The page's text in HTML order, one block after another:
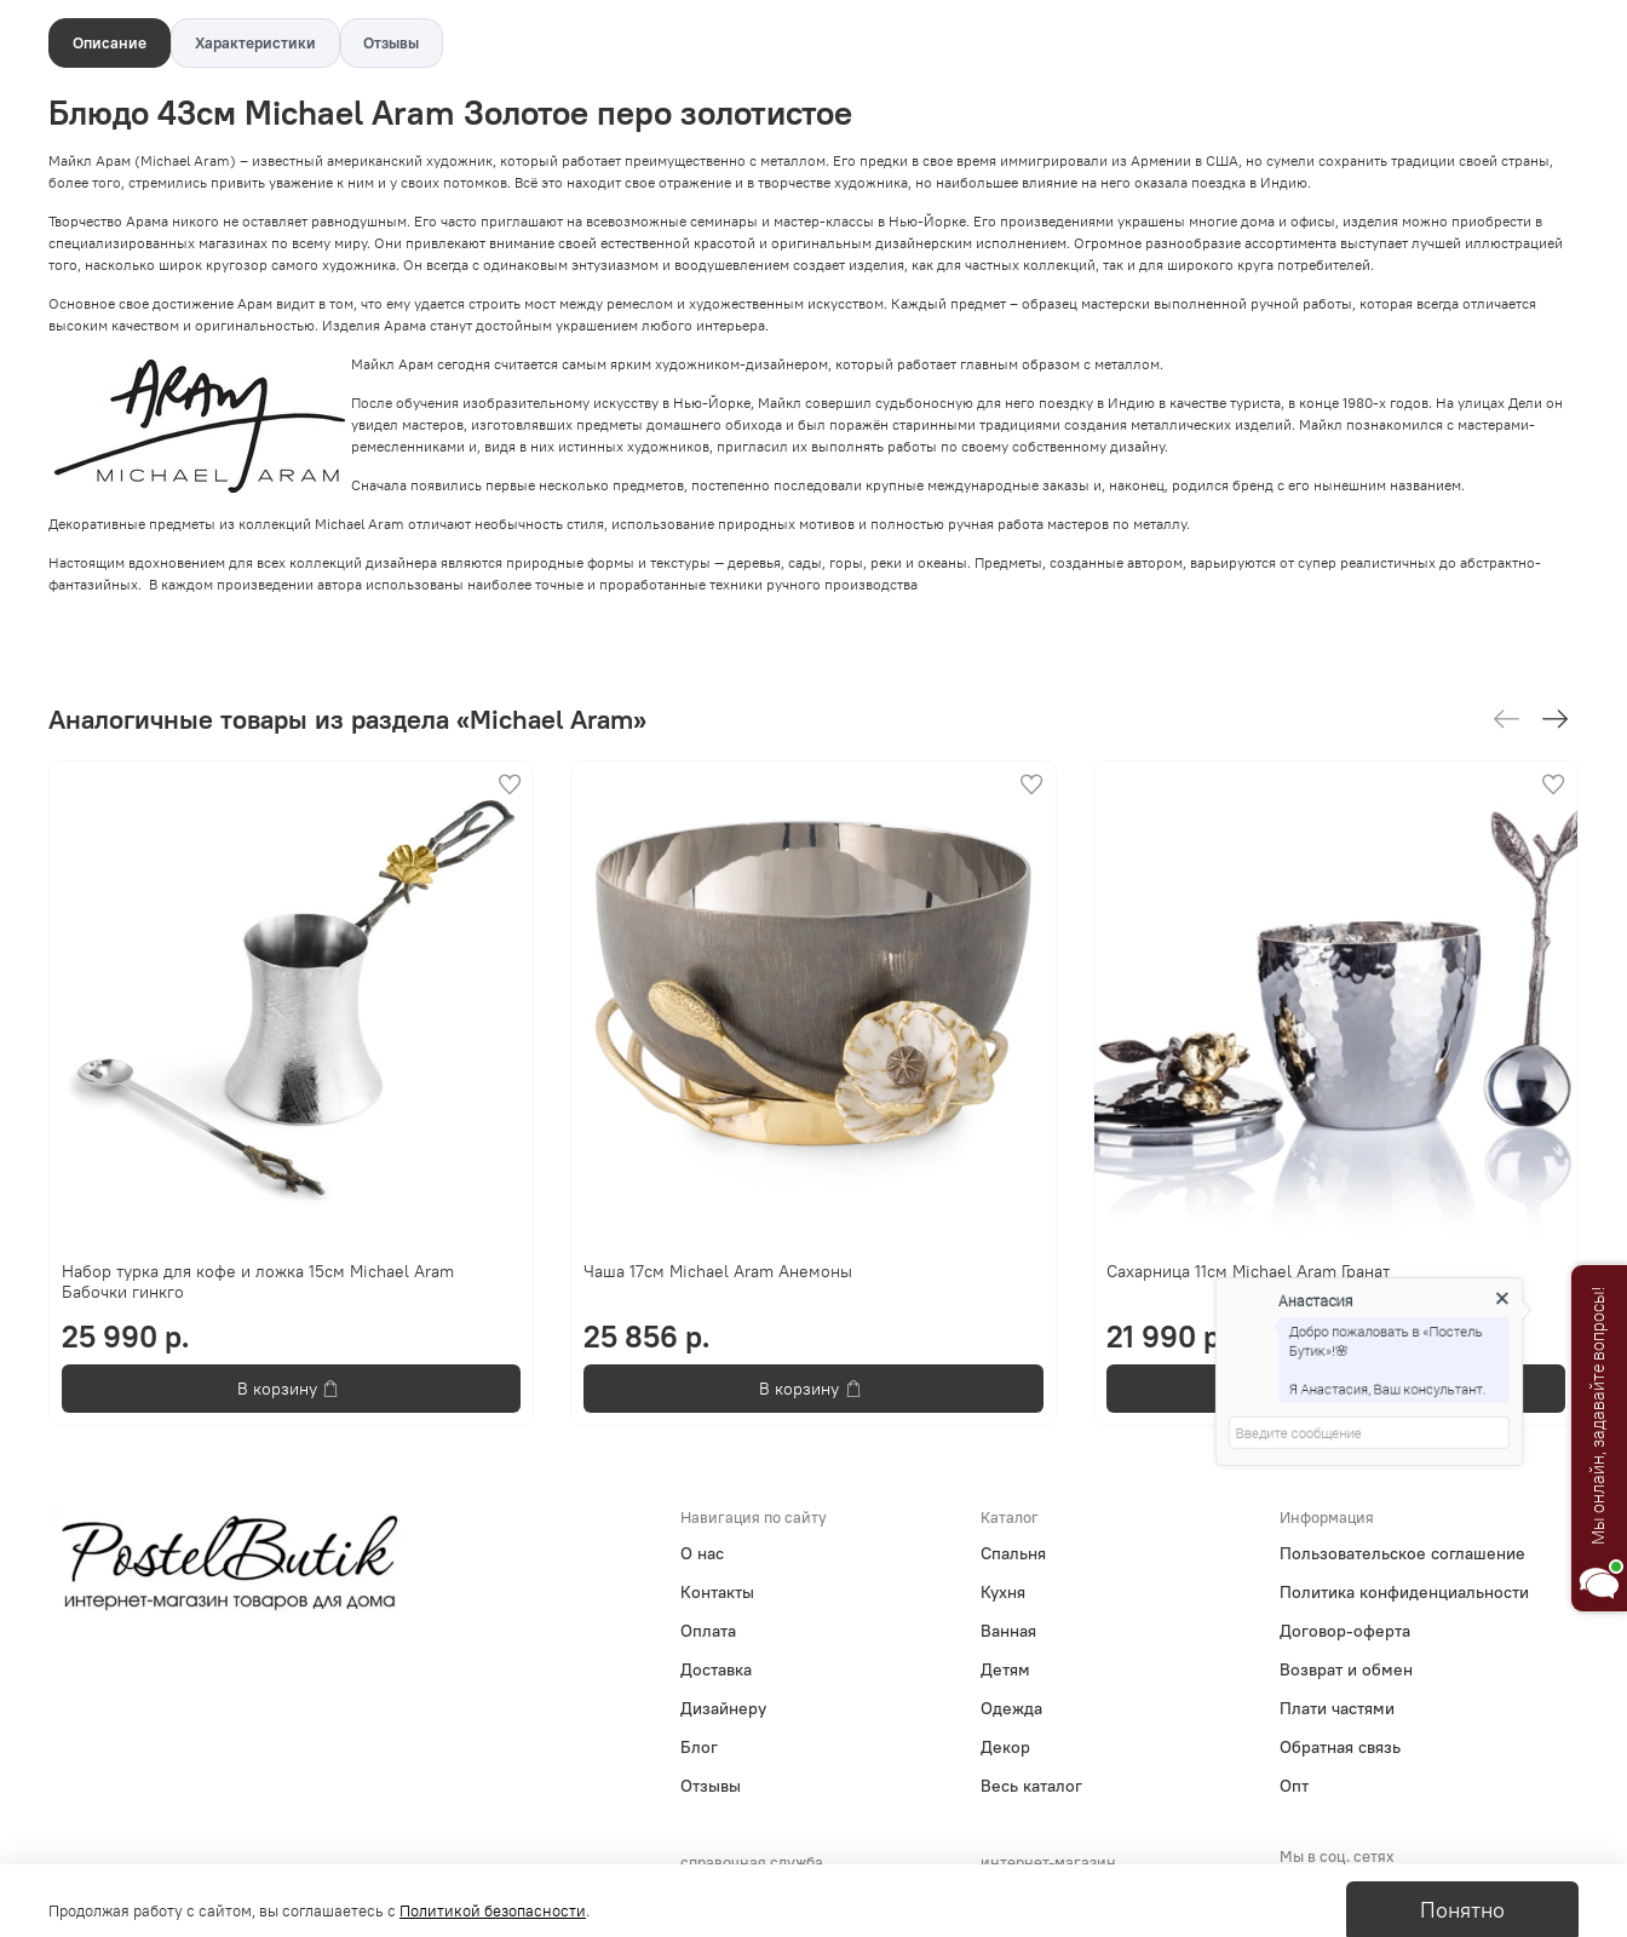
Описание Характеристики Отзывы
Блюдо 43см Michael Aram Золотое перо золотистое
Майкл Арам (Michael Aram) – известный американский художник, который работает преимущественно с металлом. Его предки в свое время иммигрировали из Армении в США, но сумели сохранить традиции своей страны,
более того, стремились привить уважение к ним и у своих потомков. Всё это находит свое отражение и в творчестве художника, но наибольшее влияние на него оказала поездка в Индию.
Творчество Арама никого не оставляет равнодушным. Его часто приглашают на всевозможные семинары и мастер-классы в Нью-Йорке. Его произведениями украшены многие дома и офисы, изделия можно приобрести в
специализированных магазинах по всему миру. Они привлекают внимание своей естественной красотой и оригинальным дизайнерским исполнением. Огромное разнообразие ассортимента выступает лучшей иллюстрацией
того, насколько широк кругозор самого художника. Он всегда с одинаковым энтузиазмом и воодушевлением создает изделия, как для частных коллекций, так и для широкого круга потребителей.
Основное свое достижение Арам видит в том, что ему удается строить мост между ремеслом и художественным искусством. Каждый предмет – образец мастерски выполненной ручной работы, которая всегда отличается
высоким качеством и оригинальностью. Изделия Арама станут достойным украшением любого интерьера.
Майкл Арам сегодня считается самым ярким художником-дизайнером, который работает главным образом с металлом.
После обучения изобразительному искусству в Нью-Йорке, Майкл совершил судьбоносную для него поездку в Индию в качестве туриста, в конце 1980-х годов. На улицах Дели он
увидел мастеров, изготовлявших предметы домашнего обихода и был поражён старинными традициями создания металлических изделий. Майкл познакомился с мастерами-
ремесленниками и, видя в них истинных художников, пригласил их выполнять работы по своему собственному дизайну.
Сначала появились первые несколько предметов, постепенно последовали крупные международные заказы и, наконец, родился бренд с его нынешним названием.
Декоративные предметы из коллекций Michael Aram отличают необычность стиля, использование природных мотивов и полностью ручная работа мастеров по металлу.
Настоящим вдохновением для всех коллекций дизайнера являются природные формы и текстуры — деревья, сады, горы, реки и океаны. Предметы, созданные автором, варьируются от супер реалистичных до абстрактно-
фантазийных. В каждом произведении автора использованы наиболее точные и проработанные техники ручного производства
Аналогичные товары из раздела «Michael Aram»
Набор турка для кофе и ложка 15см Michael Aram
Бабочки гинкго
25 990 р.
В корзину
Чаша 17см Michael Aram Анемоны
25 856 р.
В корзину
Сахарница 11см Michael Aram Гранат
21 990 р.
В корзину
Навигация по сайту
О нас
Контакты
Оплата
Доставка
Дизайнеру
Блог
Отзывы
Каталог
Спальня
Кухня
Ванная
Детям
Одежда
Декор
Весь каталог
Информация
Пользовательское соглашение
Политика конфиденциальности
Договор-оферта
Возврат и обмен
Плати частями
Обратная связь
Опт
справочная служба интернет-магазин Мы в соц. сетях
Продолжая работу с сайтом, вы соглашаетесь с Политикой безопасности. Понятно
Мы онлайн, задавайте вопросы!
Анастасия
Добро пожаловать в «Постель
Бутик»!🌸
Я Анастасия, Ваш консультант.